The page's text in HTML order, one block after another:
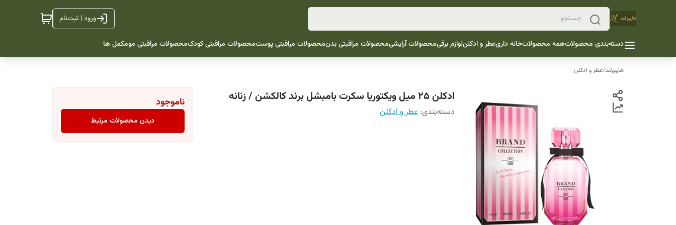
ورود | ثبت‌نام
دسته‌بندی محصولاتهمه محصولاتخانه داریعطر و ادکلنلوازم برقیمحصولات آرایشیمحصولات مراقبتی بدنمحصولات مراقبتی پوستمحصولات مراقبتی کودکمحصولات مراقبتی مومکمل ها
هایپرلند/عطر و ادکلن
ادکلن 25 میل ویکتوریا سکرت بامبشل برند کالکشن / زنانه
دسته‌بندی: عطر و ادکلن
ناموجود
دیدن محصولات مرتبط